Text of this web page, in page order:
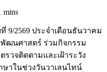
mins
2569 ประจำเดือนธันวาคม
พัฒนศาสตร์ ร่วมกิจกรรม
วจติดตามและเฝ้าระวัง
าในช่วงวันวาเลนไทน์